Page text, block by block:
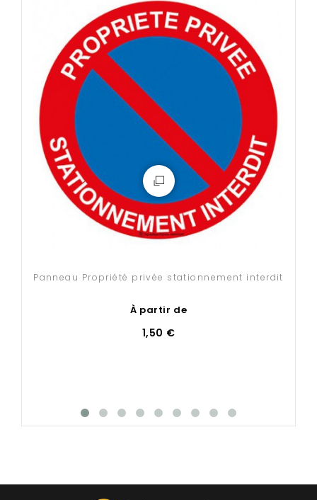
Panneau Propriété privée stationnement interdit
À partir de
1,50 €